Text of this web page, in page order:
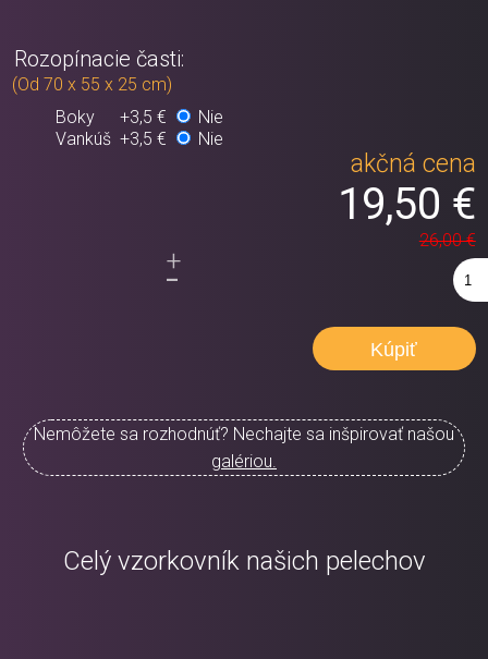
Rozopínacie časti:
(Od 70 x 55 x 25 cm)
Boky
+3,5 €
Nie
Vankúš +3,5 € Nie
akčná cena
19,50 €
26,00 €
-
+
Nemôžete sa rozhodnúť? Nechajte sa inšpirovať našou
galériou.
Celý vzorkovník našich pelechov